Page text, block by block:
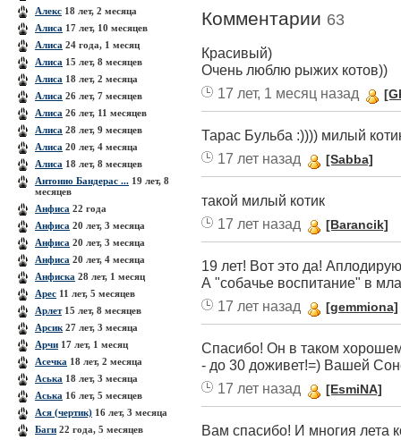
Алекс 18 лет, 2 месяца
Алиса 17 лет, 10 месяцев
Алиса 24 года, 1 месяц
Алиса 15 лет, 8 месяцев
Алиса 18 лет, 2 месяца
Алиса 26 лет, 7 месяцев
Алиса 26 лет, 11 месяцев
Алиса 28 лет, 9 месяцев
Алиса 20 лет, 4 месяца
Алиса 18 лет, 8 месяцев
Антонио Бандерас ... 19 лет, 8
месяцев
Анфиса 22 года
Анфиса 20 лет, 3 месяца
Анфиса 20 лет, 3 месяца
Анфиса 20 лет, 4 месяца
Анфиска 28 лет, 1 месяц
Арес 11 лет, 5 месяцев
Арлет15 лет, 8 месяцев
Арсик 27 лет, 3 месяца
Арчи 17 лет, 1 месяц
Асечка 18 лет, 2 месяца
Аська 18 лет, 3 месяца
Аська 16 лет, 5 месяцев
Ася (чертик) 16 лет, 3 месяца
Баги 22 года, 5 месяцев
Комментарии 63
Красивый)
Очень люблю рыжих котов))
17 лет, 1 месяц назад
Тарас Бульба :)))) милый
17 лет назад
[Sabba]
такой милый котик
17 лет назад
[Barancik]
19 лет! Вот это да!
А "собачье воспитание" в
17 лет назад
[gemmiona]
Спасибо! Он в таком
- до 30 доживет!=) Вашей
17 лет назад
[EsmiNA]
Вам спасибо! И многия лета